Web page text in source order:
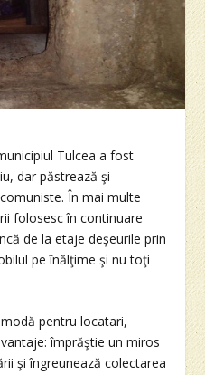
Tulcea a fost
dar păstrează şi
În mai multe
folosesc în continuare
de la etaje deşeurile prin
pe înălţime şi nu toţi
pentru locatari,
împrăştie un miros
şi îngreunează colectarea